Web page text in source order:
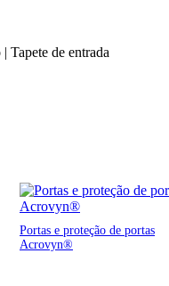
Tapete de entrada
Portas e proteção de portas
Acrovyn®